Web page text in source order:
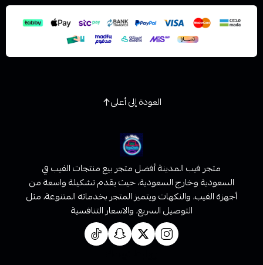
العودة إلى أعلى
متجر فيب المدينة أفضل متجر بيع منتجات الفيب في
السعودية وخارج السعودية، حيث يقدم تشكيلة واسعة من
أجهزة الفيب، والنكهات ويتميز المتجر بخدماته المتنوعة، مثل
التوصيل السريع، والاسعار التنافسية